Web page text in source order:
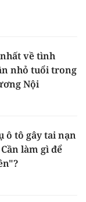
về tình
nhỏ tuổi trong
Nội
ô tô gây tai nạn
làm gì để